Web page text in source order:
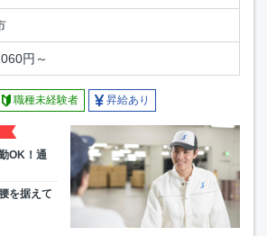
円～
職種未経験者 昇給あり
OK！通
を据えて